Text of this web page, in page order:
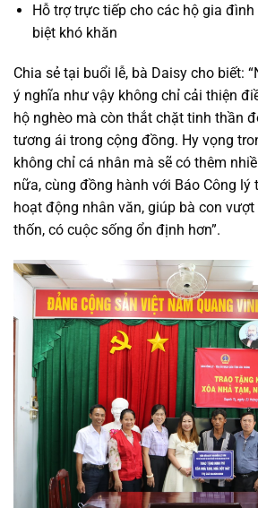
Hỗ trợ trực tiếp cho các hộ gia
biệt khó khăn
Chia sẻ tại buổi lễ, bà Daisy cho biết:
ý nghĩa như vậy không chỉ cải thiện
hộ nghèo mà còn thắt chặt tinh thần
tương ái trong cộng đồng. Hy vọng
không chỉ cá nhân mà sẽ có thêm
nữa, cùng đồng hành với Báo Công lý
hoạt động nhân văn, giúp bà con
thốn, có cuộc sống ổn định hơn”.